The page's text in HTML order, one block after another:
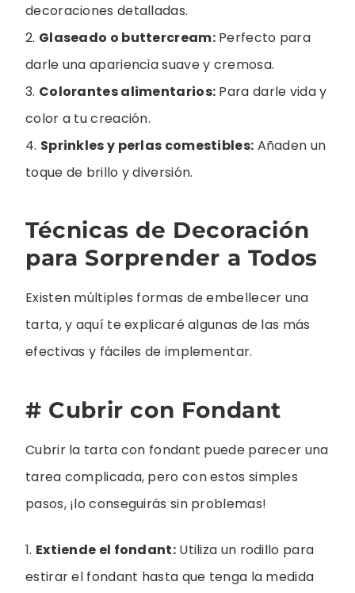
decoraciones detalladas.
2. Glaseado o buttercream:Perfecto para
darle una apariencia suave y cremosa.
3. Colorantes alimentarios: Para darle vida y
color a tu creación.
4. Sprinkles y perlas comestibles: Añaden un
toque de brillo y diversión.
Técnicas de Decoración
para Sorprender a Todos
Existen múltiples formas de embellecer una
tarta, y aquí te explicaré algunas de las más
efectivas y fáciles de implementar.
# Cubrir con Fondant
Cubrir la tarta con fondant puede parecer una
tarea complicada, pero con estos simples
pasos, ¡lo conseguirás sin problemas!
1. Extiende el fondant:Utiliza un rodillo para
estirar el fondant hasta que tenga la medida